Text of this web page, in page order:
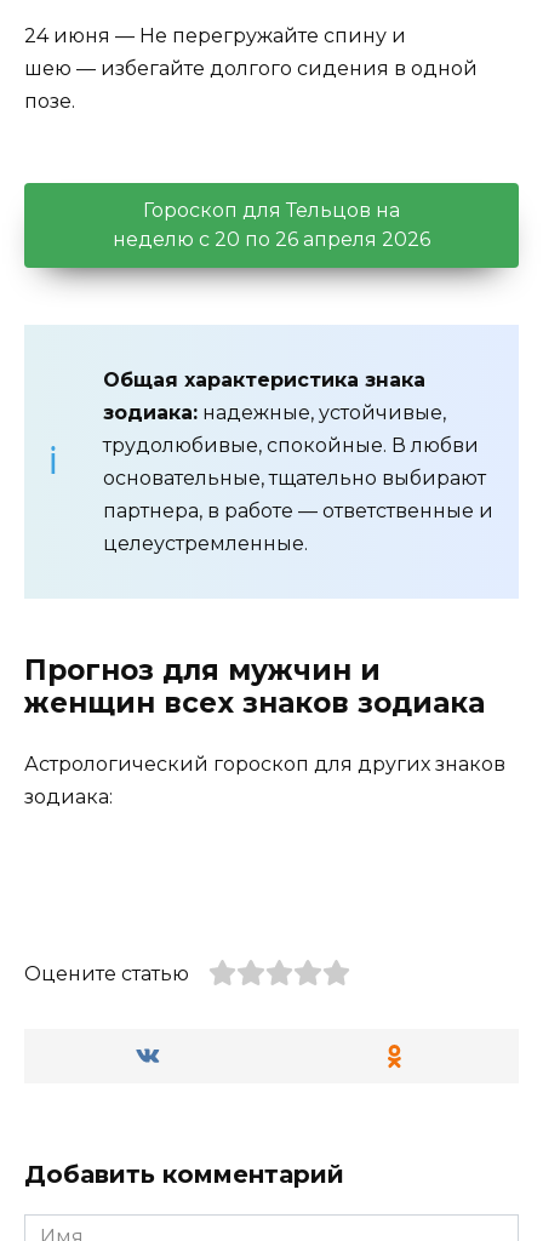
24 июня — Не перегружайте спину и
шею — избегайте долгого сидения в одной
позе.
Гороскоп для Тельцов на
неделю с 20 по 26 апреля 2026
Общая характеристика знака
зодиака: надежные, устойчивые,
трудолюбивые, спокойные. В любви
основательные, тщательно выбирают
партнера, в работе — ответственные и
целеустремленные.
Прогноз для мужчин и
женщин всех знаков зодиака
Астрологический гороскоп для других знаков
зодиака:
Оцените статью
Добавить комментарий
Имя